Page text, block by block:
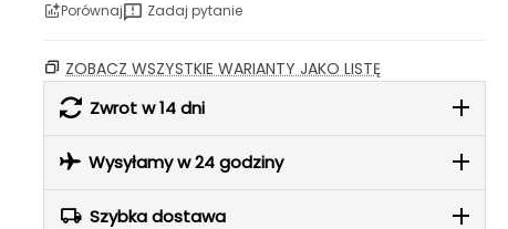
Porównaj Zadaj pytanie
ZOBACZ WSZYSTKIE WARIANTY JAKO LISTĘ
Zwrot w 14 dni
Wysyłamy w 24 godziny
Szybka dostawa